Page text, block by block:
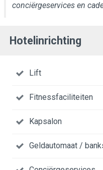
conciërgeservices en
Hotelinrichting
Lift
Fitnessfaciliteiten
Kapsalon
Geldautomaat /